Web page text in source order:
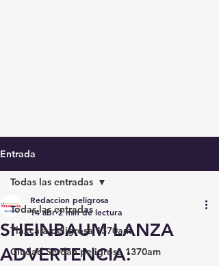
Entrada
Todas las entradas
Tlaxcala peligrosa 1370am
Ciudad Serdán peligrosa 1370am
Todas las entradas
SHEINBAUM LANZA
ADVERTENCIA:
Redaccion peligrosa
14 abr 2 min de lectura